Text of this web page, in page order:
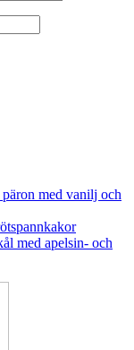
med vanilj och
med apelsin- och